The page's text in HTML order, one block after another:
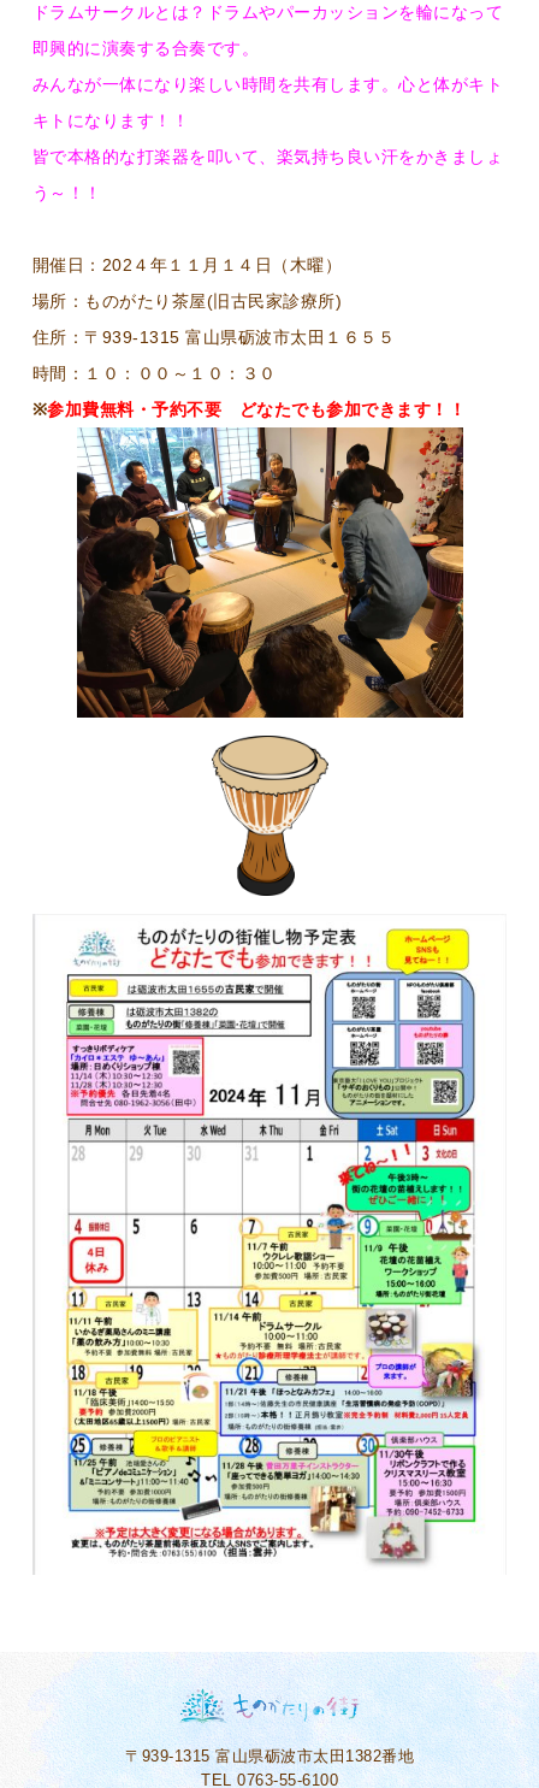
ドラムサークルとは？ドラムやパーカッションを輪になって
即興的に演奏する合奏です。
みんなが一体になり楽しい時間を共有します。心と体がキト
キトになります！！
皆で本格的な打楽器を叩いて、楽気持ち良い汗をかきましょ
う～！！
開催日：202４年１１月１４日（木曜）
場所：ものがたり茶屋(旧古民家診療所)
住所：〒939-1315 富山県砺波市太田１６５５
時間：１０：００～１０：３０
※参加費無料・予約不要 どなたでも参加できます！！
〒939-1315富山県砺波市太田1382番地
TEL 0763-55-6100